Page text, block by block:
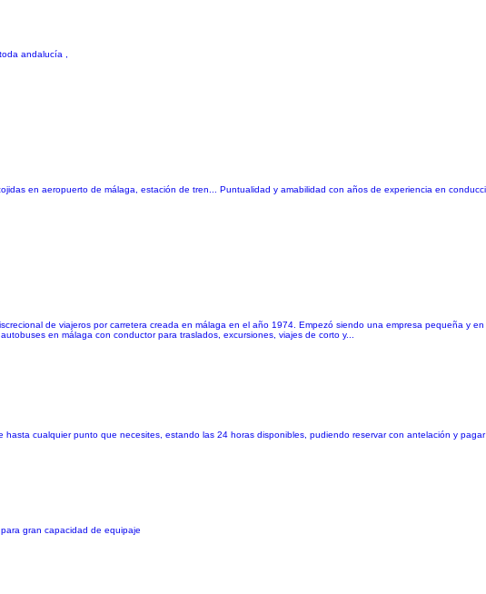
andalucía ,
en aeropuerto de málaga, estación de tren... Puntualidad y amabilidad con años de experiencia en
de viajeros por carretera creada en málaga en el año 1974. Empezó siendo una empresa pequeña y en
en málaga con conductor para traslados, excursiones, viajes de corto y...
cualquier punto que necesites, estando las 24 horas disponibles, pudiendo reservar con antelación y pagar
gran capacidad de equipaje